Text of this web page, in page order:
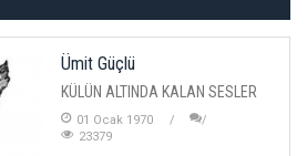
Ümit Güçlü
KÜLÜN ALTINDA KALAN SESLER
01 Ocak 1970
23379